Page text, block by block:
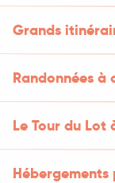
Grands
Randonnées
Le Tour du Lot